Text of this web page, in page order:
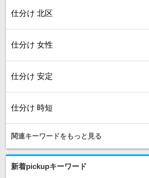
仕分け 北区
仕分け 女性
仕分け 安定
仕分け 時短
関連キーワードをもっと見る
新着pickupキーワード